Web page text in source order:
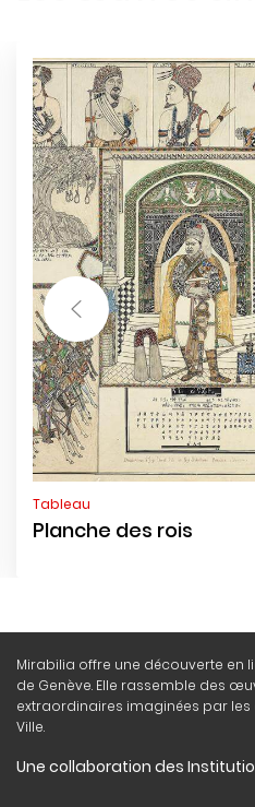
Tableau
Planche des rois
Mirabilia offre une découverte en
de Genève. Elle rassemble des
extraordinaires imaginées par
Ville.
Une collaboration des